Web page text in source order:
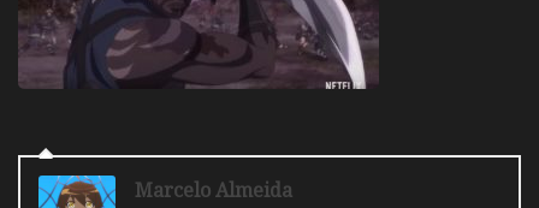
Marcelo Almeida